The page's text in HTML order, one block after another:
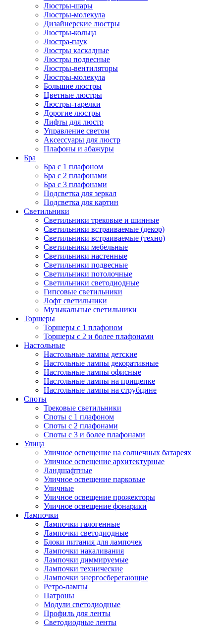
Люстры-шары
Люстры-молекула
Дизайнерские люстры
Люстры-кольца
Люстра-паук
Люстры каскадные
Люстры подвесные
Люстры-вентиляторы
Люстры-молекула
Большие люстры
Цветные люстры
Люстры-тарелки
Дорогие люстры
Лифты для люстр
Управление светом
Аксессуары для люстр
Плафоны и абажуры
Бра
Бра с 1 плафоном
Бра с 2 плафонами
Бра с 3 плафонами
Подсветка для зеркал
Подсветка для картин
Светильники
Светильники трековые и шинные
Светильники встраиваемые (декор)
Светильники встраиваемые (техно)
Светильники мебельные
Светильники настенные
Светильники подвесные
Светильники потолочные
Светильники светодиодные
Гипсовые светильники
Лофт светильники
Музыкальные светильники
Торшеры
Торшеры с 1 плафоном
Торшеры с 2 и более плафонами
Настольные
Настольные лампы детские
Настольные лампы декоративные
Настольные лампы офисные
Настольные лампы на прищепке
Настольные лампы на струбцине
Споты
Трековые светильники
Споты с 1 плафоном
Споты с 2 плафонами
Споты с 3 и более плафонами
Улица
Уличное освещение на солнечных батареях
Уличное освещение архитектурные
Ландшафтные
Уличное освещение парковые
Уличные
Уличное освещение прожекторы
Уличное освещение фонарики
Лампочки
Лампочки галогенные
Лампочки светодиодные
Блоки питания для лампочек
Лампочки накаливания
Лампочки диммируемые
Лампочки технические
Лампочки энергосберегающие
Ретро-лампы
Патроны
Модули светодиодные
Профиль для ленты
Светодиодные ленты